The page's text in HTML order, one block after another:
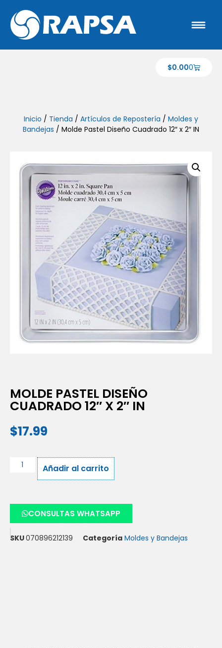
$0.000
Inicio / Tienda / Artículos de Repostería / Moldes y
Bandejas / Molde Pastel Diseño Cuadrado 12″ x 2″ IN
MOLDE PASTEL DISEÑO
CUADRADO 12″ X 2″ IN
$17.99
Añadir al carrito
CONSULTAS WHATSAPP
SKU070896212139 Categoría Moldes y Bandejas